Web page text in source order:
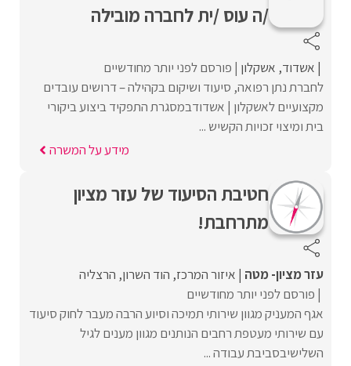
/ה עוס /ית לחברה מובילה
אשדוד אשקלון פורסם לפני יותר מחודשיים
לחברת נתן רפואה, סיעוד ושיקום בקהילה – דרושים עובדים
מקצועיים לאשקלון | אשדודבמסגרת התפקיד ביצוע ביקורי
בית ומיצוי זכויות הקשיש ...
מידע על המשרה
חטיבת הסיעוד של עזר מציון
מתרחבת!
עזר מציון- מטה איזור המרכז הוד השרון הרצליה
פורסם לפני יותר מחודשיים
אגף המעניק מגוון שירותי תמיכה וסיוע הרבה מעבר לחוק סיעוד
עם שירותי מעטפת רחבים הנותנים מגוון מענים לגיל
השלישיבסביבת עבודה ...